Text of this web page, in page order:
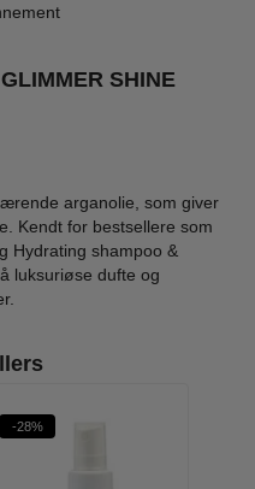
SHINE
arganolie, som giver
Kendt for bestsellere som
Hydrating shampoo &
luksuriøse dufte og
-28%